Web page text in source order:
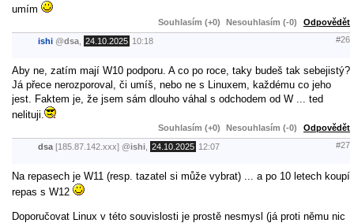
umím
Souhlasím (+0) Nesouhlasím (-0) Odpovědět
ishi @dsa 24.10.2025 10:18 #26
Aby ne, zatím mají W10 podporu. A co po roce, taky budeš tak sebejistý?
Já přece nerozporoval, či umíš, nebo ne s Linuxem, každému co jeho
jest. Faktem je, že jsem sám dlouho váhal s odchodem od W ... ted
nelituji.
Souhlasím (+0) Nesouhlasím (-0) Odpovědět
dsa [185.87.142.xxx] @ishi 24.10.2025 12:07 #27
Na repasech je W11 (resp. tazatel si může vybrat) ... a po 10 letech koupí
repas s W12
Doporučovat Linux v této souvislosti je prostě nesmysl (já proti němu nic